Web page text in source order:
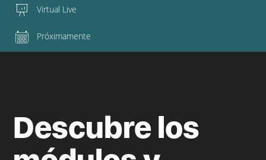
Virtual Live
Próximamente
Descubre los